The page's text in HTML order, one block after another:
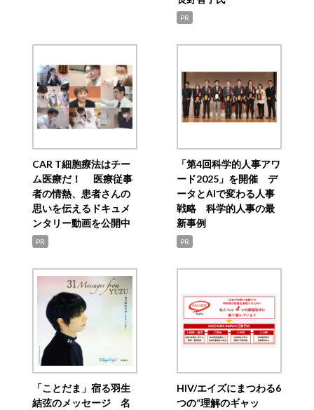
PR
CAR T細胞療法はチー
ム医療だ！ 医療従事
者の情熱、患者さんの
思いを伝えるドキュメ
ンタリー動画を公開中
PR
「第4回科学的人事アワ
ード2025」を開催 デ
ータとAIで変わる人事
戦略 科学的人事の最
新事例
PR
「ことだま」宿る羽生
結弦のメッセージ 名
HIV/エイズにまつわる6
つの“理解のギャッ